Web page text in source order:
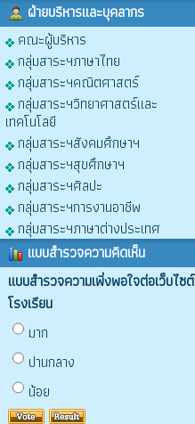
ฝ่ายบริหารและบุคลากร
คณะผู้บริหาร
กลุ่มสาระฯภาษาไทย
กลุ่มสาระฯคณิตศาสตร์
กลุ่มสาระฯวิทยาศาสตร์และ
เทคโนโลยี
กลุ่มสาระฯสังคมศึกษาฯ
กลุ่มสาระฯสุขศึกษาฯ
กลุ่มสาระฯศิลปะ
กลุ่มสาระฯการงานอาชีพ
กลุ่มสาระฯภาษาต่างประเทศ
แบบสำรวจความคิดเห็น
แบบสำรวจความเพิ่งพอใจต่อเว็บไซต์
โรงเรียน
มาก
ปานกลาง
น้อย